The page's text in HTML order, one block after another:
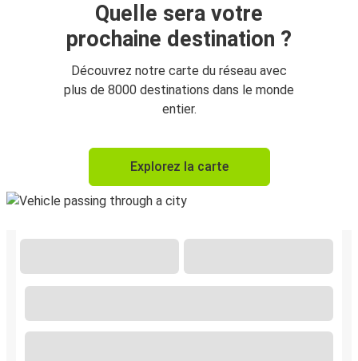
Quelle sera votre
prochaine destination ?
Découvrez notre carte du réseau avec
plus de 8000 destinations dans le monde
entier.
Explorez la carte